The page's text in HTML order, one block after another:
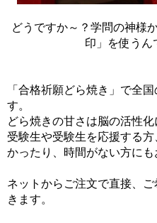
どうですか～？学問の神様
印」を使うん
「合格祈願どら焼き」で全
す。
どら焼きの甘さは脳の活性化
受験生や受験生を応援する
かったり、時間がない方にも
ネットからご注文で直接、
きます。